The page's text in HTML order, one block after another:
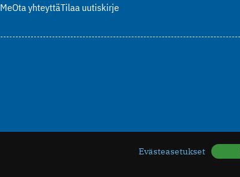
MeOta yhteyttäTilaa uutiskirje
Evästeasetukset